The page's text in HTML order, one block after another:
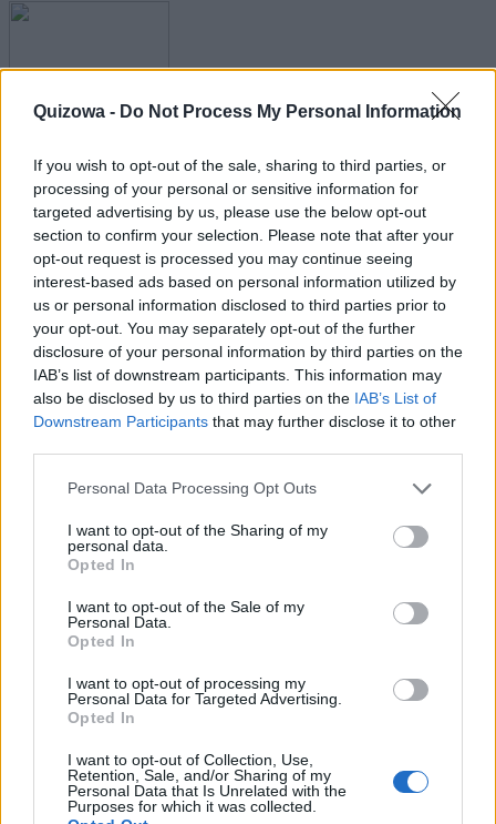
Quizowa - Do Not Process My Personal Information
If you wish to opt-out of the sale, sharing to third parties, or
processing of your personal or sensitive information for
targeted advertising by us, please use the below opt-out
section to confirm your selection. Please note that after your
opt-out request is processed you may continue seeing
interest-based ads based on personal information utilized by
us or personal information disclosed to third parties prior to
your opt-out. You may separately opt-out of the further
disclosure of your personal information by third parties on the
IAB’s list of downstream participants. This information may
also be disclosed by us to third parties on the IAB’s List of
Downstream Participants that may further disclose it to other
Personal Data Processing Opt Outs
I want to opt-out of the Sharing of my
personal data.
Opted In
I want to opt-out of the Sale of my
Personal Data.
Opted In
I want to opt-out of processing my
Personal Data for Targeted Advertising.
Opted In
I want to opt-out of Collection, Use,
Retention, Sale, and/or Sharing of my
Personal Data that Is Unrelated with the
Purposes for which it was collected.
Wiedza ogólna
Czy uzupełnisz brakujące kolory w
powiedzenia...
Historia ·Sztuka
Sztuka świata - sprawdź swoją wiedzę!
Wiedza ogólna
Quiz o wszystkim - sprawdź swoją
wiedzę!
Wiedza ogólna